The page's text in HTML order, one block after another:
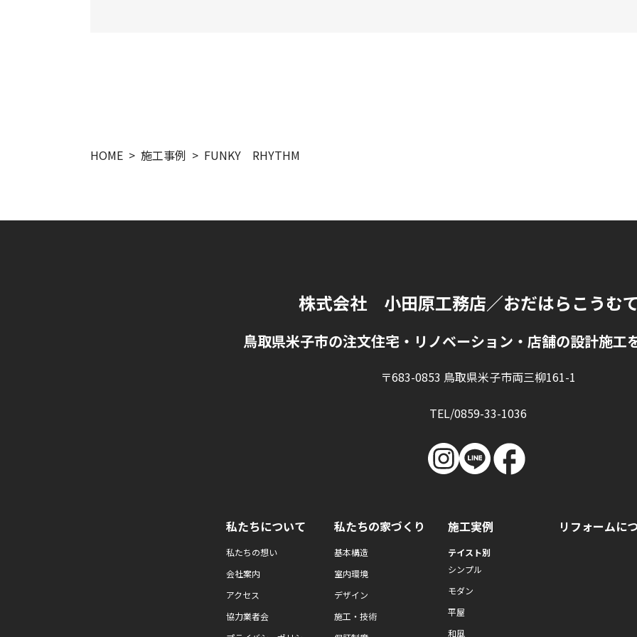
HOME 施工事例 FUNKY RHYTHM
株式会社 小田原工務店／おだはらこうむ
鳥取県米子市の注文住宅・リノベーション・店舗の設計施工
〒683-0853 鳥取県米子市両三柳161-1
TEL/0859-33-1036
私たちについて
私たちの想い
会社案内
アクセス
協力業者会
私たちの家づくり
基本構造
室内環境
デザイン
施工・技術
施工実例
テイスト別
シンプル
モダン
平屋
和風
リフォームに